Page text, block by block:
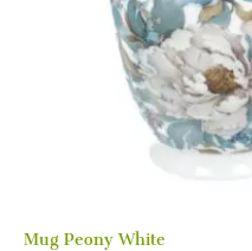
Mug Peony White